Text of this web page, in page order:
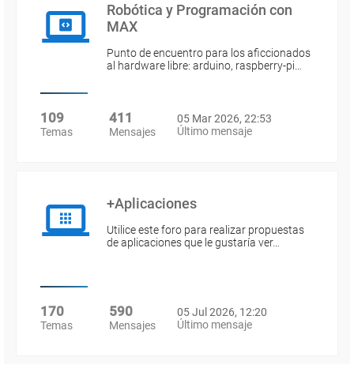
Robótica y Programación con
MAX
Punto de encuentro para los aficcionados
al hardware libre: arduino, raspberry-pi…
109
Temas
411
Mensajes
05 Mar 2026, 22:53
Último mensaje
+Aplicaciones
Utilice este foro para realizar propuestas
de aplicaciones que le gustaría ver…
170
Temas
590
Mensajes
05 Jul 2026, 12:20
Último mensaje